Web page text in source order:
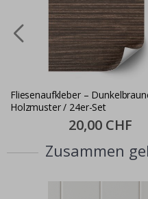
Fliesenaufkleber –
Holzmuster / 24er-Set
Special
Price
20,00 CHF
Zusammen